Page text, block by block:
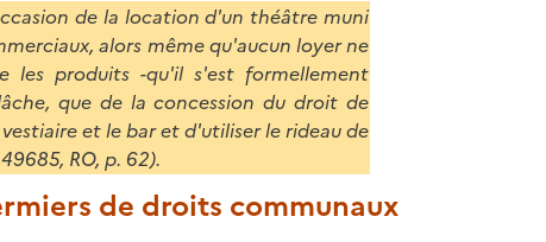
de la location d'un théâtre muni
alors même qu'aucun loyer ne
les produits -qu'il s'est formellement
que de la concession du droit de
et le bar et d'utiliser le rideau de
RO, p. 62).
de droits communaux